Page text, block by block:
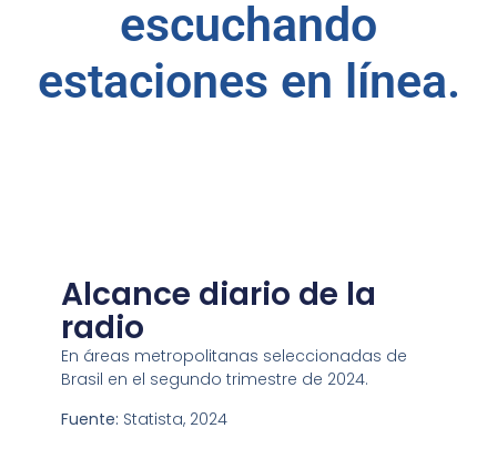
escuchando
estaciones en línea.
Alcance diario de la
radio
En áreas metropolitanas seleccionadas de
Brasil en el segundo trimestre de 2024.
Fuente: Statista, 2024